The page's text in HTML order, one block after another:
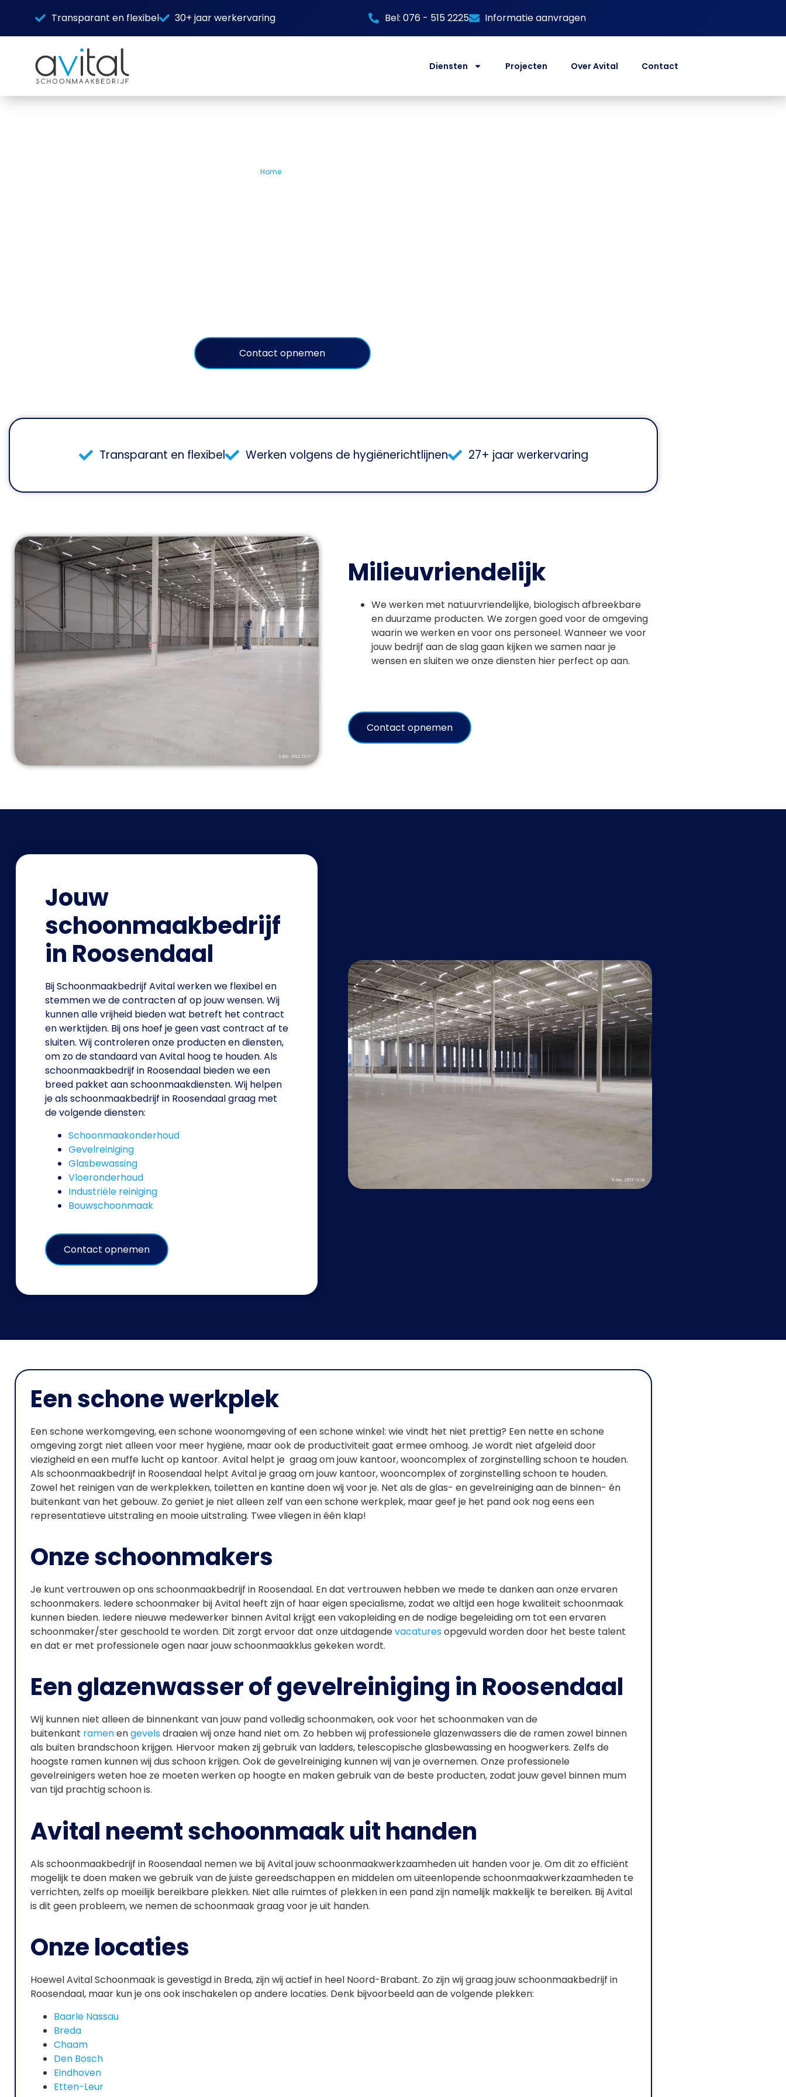
Transparant en flexibel 30+ jaar werkervaring Bel: 076 - 515 2225 Informatie aanvragen
Diensten Projecten Over Avital Contact
Home
Contact opnemen
Transparant en flexibel Werken volgens de hygiënerichtlijnen 27+ jaar werkervaring
Milieuvriendelijk
We werken met natuurvriendelijke, biologisch afbreekbare
en duurzame producten. We zorgen goed voor de omgeving
waarin we werken en voor ons personeel. Wanneer we voor
jouw bedrijf aan de slag gaan kijken we samen naar je
wensen en sluiten we onze diensten hier perfect op aan.
Contact opnemen
Jouw
schoonmaakbedrijf
in Roosendaal
Bij Schoonmaakbedrijf Avital werken we flexibel en
stemmen we de contracten af op jouw wensen. Wij
kunnen alle vrijheid bieden wat betreft het contract
en werktijden. Bij ons hoef je geen vast contract af te
sluiten. Wij controleren onze producten en diensten,
om zo de standaard van Avital hoog te houden. Als
schoonmaakbedrijf in Roosendaal bieden we een
breed pakket aan schoonmaakdiensten. Wij helpen
je als schoonmaakbedrijf in Roosendaal graag met
de volgende diensten:
Schoonmaakonderhoud
Gevelreiniging
Glasbewassing
Vloeronderhoud
Industriële reiniging
Bouwschoonmaak
Contact opnemen
Een schone werkplek
Een schone werkomgeving, een schone woonomgeving of een schone winkel: wie vindt het niet prettig? Een nette en schone
omgeving zorgt niet alleen voor meer hygiëne, maar ook de productiviteit gaat ermee omhoog. Je wordt niet afgeleid door
viezigheid en een muffe lucht op kantoor. Avital helpt je graag om jouw kantoor, wooncomplex of zorginstelling schoon te houden.
Als schoonmaakbedrijf in Roosendaal helpt Avital je graag om jouw kantoor, wooncomplex of zorginstelling schoon te houden.
Zowel het reinigen van de werkplekken, toiletten en kantine doen wij voor je. Net als de glas- en gevelreiniging aan de binnen- én
buitenkant van het gebouw. Zo geniet je niet alleen zelf van een schone werkplek, maar geef je het pand ook nog eens een
representatieve uitstraling en mooie uitstraling. Twee vliegen in één klap!
Onze schoonmakers
Je kunt vertrouwen op ons schoonmaakbedrijf in Roosendaal. En dat vertrouwen hebben we mede te danken aan onze ervaren
schoonmakers. Iedere schoonmaker bij Avital heeft zijn of haar eigen specialisme, zodat we altijd een hoge kwaliteit schoonmaak
kunnen bieden. Iedere nieuwe medewerker binnen Avital krijgt een vakopleiding en de nodige begeleiding om tot een ervaren
schoonmaker/ster geschoold te worden. Dit zorgt ervoor dat onze uitdagendevacatures opgevuld worden door het beste talent
en dat er met professionele ogen naar jouw schoonmaakklus gekeken wordt.
Een glazenwasser of gevelreiniging in Roosendaal
Wij kunnen niet alleen de binnenkant van jouw pand volledig schoonmaken, ook voor het schoonmaken van de
buitenkant ramenengevels draaien wij onze hand niet om. Zo hebben wij professionele glazenwassers die de ramen zowel binnen
als buiten brandschoon krijgen. Hiervoor maken zij gebruik van ladders, telescopische glasbewassing en hoogwerkers. Zelfs de
hoogste ramen kunnen wij dus schoon krijgen. Ook de gevelreiniging kunnen wij van je overnemen. Onze professionele
gevelreinigers weten hoe ze moeten werken op hoogte en maken gebruik van de beste producten, zodat jouw gevel binnen mum
van tijd prachtig schoon is.
Avital neemt schoonmaak uit handen
Als schoonmaakbedrijf in Roosendaal nemen we bij Avital jouw schoonmaakwerkzaamheden uit handen voor je. Om dit zo efficiënt
mogelijk te doen maken we gebruik van de juiste gereedschappen en middelen om uiteenlopende schoonmaakwerkzaamheden te
verrichten, zelfs op moeilijk bereikbare plekken. Niet alle ruimtes of plekken in een pand zijn namelijk makkelijk te bereiken. Bij Avital
is dit geen probleem, we nemen de schoonmaak graag voor je uit handen.
Onze locaties
Hoewel Avital Schoonmaak is gevestigd in Breda, zijn wij actief in heel Noord-Brabant. Zo zijn wij graag jouw schoonmaakbedrijf in
Roosendaal, maar kun je ons ook inschakelen op andere locaties. Denk bijvoorbeeld aan de volgende plekken:
Baarle Nassau
Breda
Chaam
Den Bosch
Eindhoven
Etten-Leur